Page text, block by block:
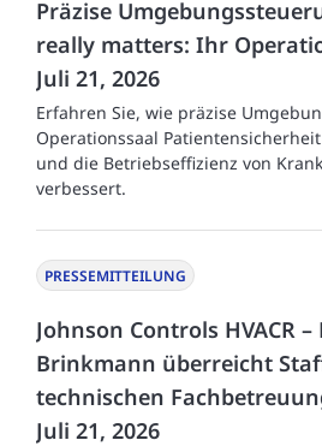
Präzise
really matters: Ihr
Juli 21, 2026
Erfahren Sie, wie präzise
Operationssaal
und die Betriebseffizienz von
verbessert.
PRESSEMITTEILUNG
Johnson Controls HVACR
Brinkmann überreicht
technischen
Juli 21, 2026